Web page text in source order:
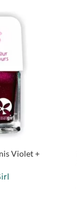
Violet +